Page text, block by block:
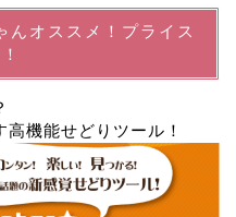
んオススメ！プライス
機能せどりツール！